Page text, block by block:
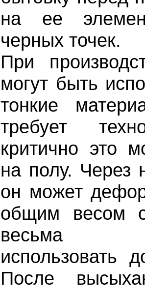
на ее
черных точек.
При
могут быть
тонкие
требует
критично это
на полу. Через
он может
общим весом
весьма
использовать
После